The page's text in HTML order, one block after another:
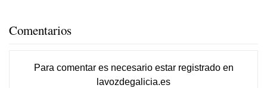
Comentarios
Para comentar es necesario estar registradoen
lavozdegalicia.es